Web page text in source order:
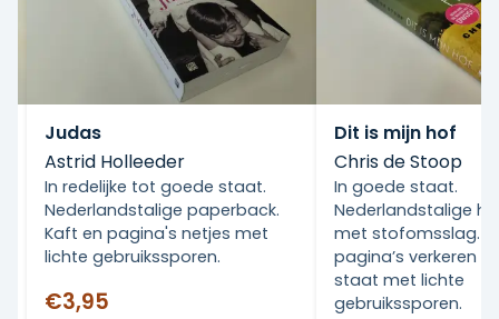
Judas
Astrid Holleeder
In redelijke tot goede staat.
Nederlandstalige paperback.
Kaft en pagina's netjes met
lichte gebruikssporen.
€3,95
Dit is mijn hof
Chris de Stoop
In goede staat.
Nederlandstalige
met stofomsslag.
pagina’s verkeren
staat met lichte
gebruikssporen.